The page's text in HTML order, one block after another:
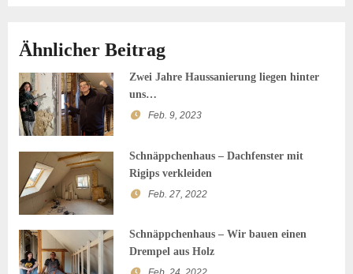
Ähnlicher Beitrag
Zwei Jahre Haussanierung liegen hinter
uns…
Feb. 9, 2023
Schnäppchenhaus – Dachfenster mit
Rigips verkleiden
Feb. 27, 2022
Schnäppchenhaus – Wir bauen einen
Drempel aus Holz